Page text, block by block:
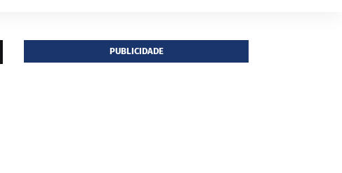
PUBLICIDADE